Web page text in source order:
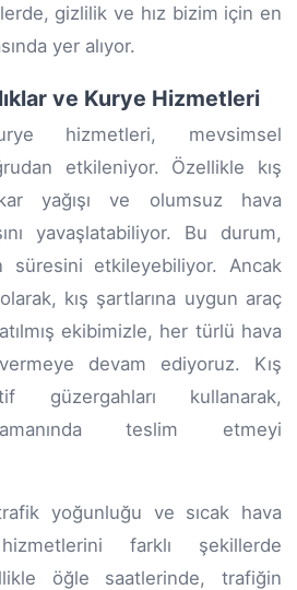
gizlilik ve hız bizim için en
yer alıyor.
ve Kurye Hizmetleri
hizmetleri, mevsimsel
etkileniyor. Özellikle kış
yağışı ve olumsuz hava
yavaşlatabiliyor. Bu durum,
süresini etkileyebiliyor. Ancak
kış şartlarına uygun araç
ekibimizle, her türlü hava
devam ediyoruz. Kış
güzergahları kullanarak,
teslim etmeyi
yoğunluğu ve sıcak hava
farklı şekillerde
öğle saatlerinde, trafiğin